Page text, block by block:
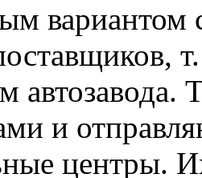
вариантом
автозавода.
и
центры.